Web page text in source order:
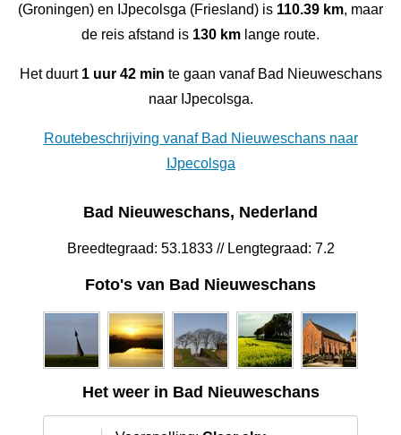
(Groningen) en IJpecolsga (Friesland) is 110.39 km, maar
de reis afstand is 130 km lange route.
Het duurt 1 uur 42 min te gaan vanaf Bad Nieuweschans
naar IJpecolsga.
Routebeschrijving vanaf Bad Nieuweschans naar
IJpecolsga
Bad Nieuweschans, Nederland
Breedtegraad: 53.1833 // Lengtegraad: 7.2
Foto's van Bad Nieuweschans
Het weer in Bad Nieuweschans